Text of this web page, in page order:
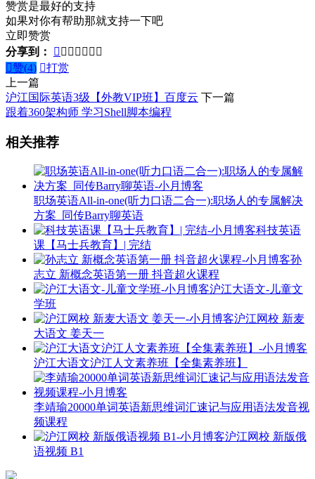
赞赏是最好的支持
如果对你有帮助那就支持一下吧
立即赞赏
分享到：
      
赞(4) 打赏
上一篇
沪江国际英语3级【外教VIP班】百度云 下一篇
跟着360架构师 学习Shell脚本编程
相关推荐
职场英语All-in-one(听力口语二合一):职场人的专属解决
方案_同传Barry聊英语
科技英语
课【马士兵教育】| 完结
孙
志立 新概念英语第一册 抖音超火课程
沪江大语文-儿童文
学班
沪江网校 新麦
大语文 姜天一
沪江大语文沪江人文素养班【全集素养班】
李靖瑜20000单词英语新思维词汇速记与应用语法发音视
频课程
沪江网校 新版俄
语视频 B1